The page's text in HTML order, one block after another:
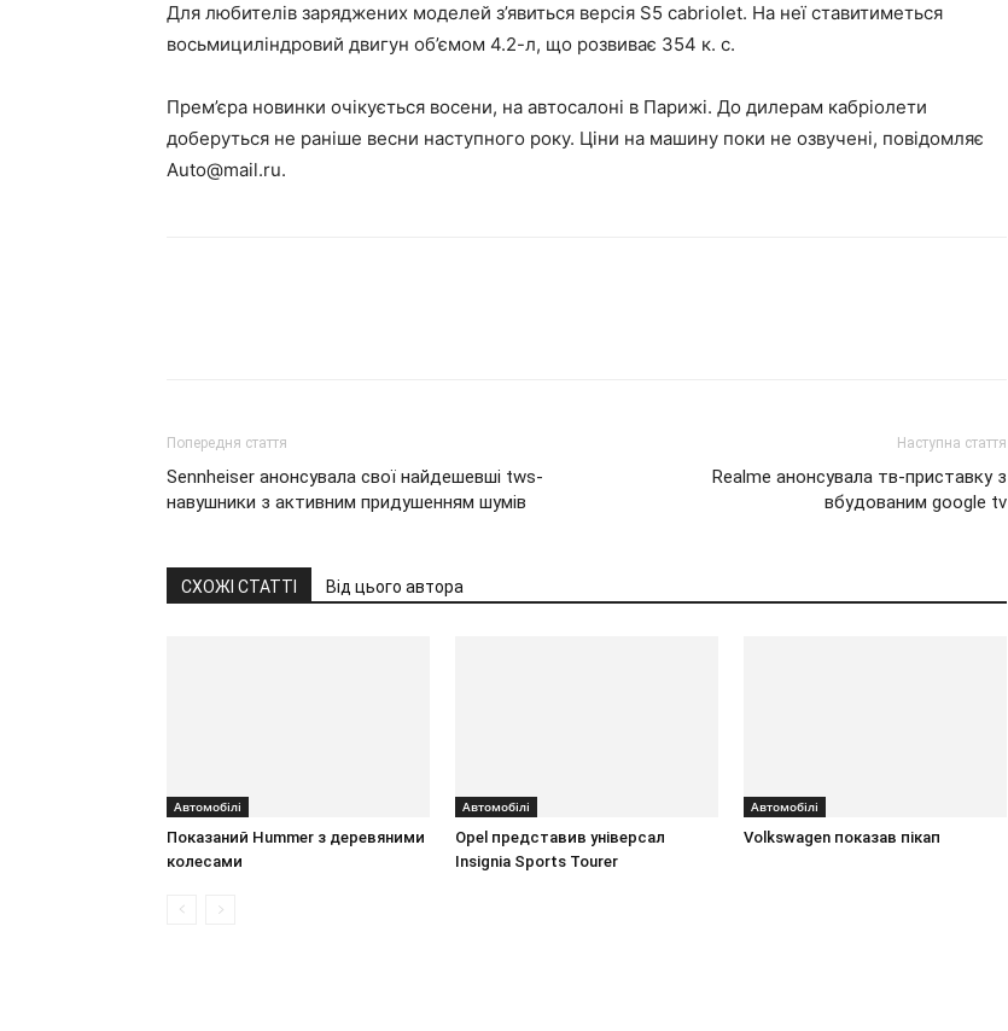
Для любителів заряджених моделей з’явиться версія S5 cabriolet. На неї ставитиметься
восьмициліндровий двигун об’ємом 4.2-л, що розвиває 354 к. с.
Прем’єра новинки очікується восени, на автосалоні в Парижі. До дилерам кабріолети
доберуться не раніше весни наступного року. Ціни на машину поки не озвучені, повідомляє
Auto@mail.ru.
Попередня стаття
Sennheiser анонсувала свої найдешевші tws-
навушники з активним придушенням шумів
Наступна стаття
Realme анонсувала тв-приставку з
вбудованим google tv
СХОЖІ СТАТТІ Від цього автора
Автомобілі
Показаний Hummer з деревяними
колесами
Автомобілі
Opel представив універсал
Insignia Sports Tourer
Автомобілі
Volkswagen показав пікап